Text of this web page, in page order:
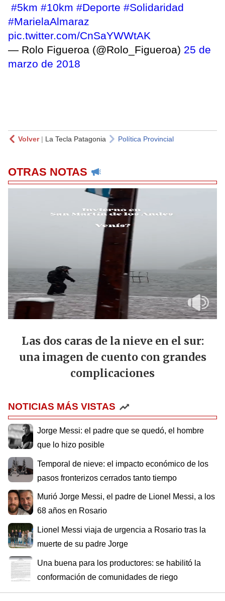
#5km #10km #Deporte #Solidaridad
#MarielaAlmaraz
pic.twitter.com/CnSaYWWtAK
— Rolo Figueroa (@Rolo_Figueroa) 25 de
marzo de 2018
Volver| La Tecla Patagonia Política Provincial
OTRAS NOTAS
Las dos caras de la nieve en el sur:
una imagen de cuento con grandes
complicaciones
NOTICIAS MÁS VISTAS
Jorge Messi: el padre que se quedó, el hombre
que lo hizo posible
Temporal de nieve: el impacto económico de los
pasos fronterizos cerrados tanto tiempo
Murió Jorge Messi, el padre de Lionel Messi, a los
68 años en Rosario
Lionel Messi viaja de urgencia a Rosario tras la
muerte de su padre Jorge
Una buena para los productores: se habilitó la
conformación de comunidades de riego